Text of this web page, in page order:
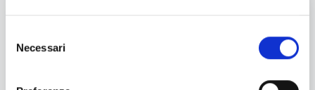
delNecessari
Procedimento
Preparate una crema con robiola e ricotta.